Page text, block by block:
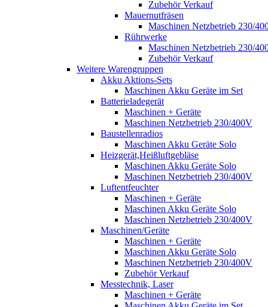
Zubehör Verkauf
Mauernutfräsen
Maschinen Netzbetrieb 230/
Rührwerke
Maschinen Netzbetrieb 230/
Zubehör Verkauf
Weitere Warengruppen
Akku Aktions-Sets
Maschinen Akku Geräte im Set
Batterieladegerät
Maschinen + Geräte
Maschinen Netzbetrieb 230/400V
Baustellenradios
Maschinen Akku Geräte Solo
Heizgerät,Heißluftgebläse
Maschinen Akku Geräte Solo
Maschinen Netzbetrieb 230/400V
Luftentfeuchter
Maschinen + Geräte
Maschinen Akku Geräte Solo
Maschinen Netzbetrieb 230/400V
Maschinen/Geräte
Maschinen + Geräte
Maschinen Akku Geräte Solo
Maschinen Netzbetrieb 230/400V
Zubehör Verkauf
Messtechnik, Laser
Maschinen + Geräte